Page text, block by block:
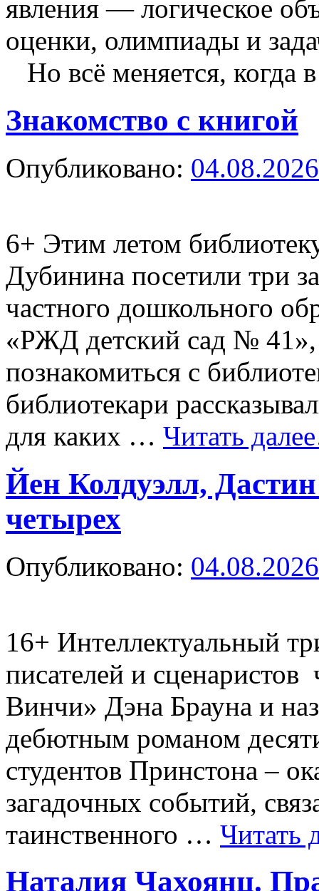
явления — логическое
оценки, олимпиады и
Но всё меняется,
Знакомство с книгой
Опубликовано: 04.08.2026
6+ Этим летом
Дубинина посетили три
частного дошкольного
«РЖД детский сад № 41»,
познакомиться с
библиотекари
для каких … Читать
Йен Колдуэлл,
четырех
Опубликовано: 04.08.2026
16+ Интеллектуальный
писателей и
Винчи» Дэна Брауна и
дебютным романом
студентов Принстона –
загадочных событий,
таинственного … Читать
Наталия Чахоянц.